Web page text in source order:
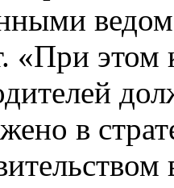
«При этом
в